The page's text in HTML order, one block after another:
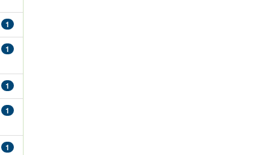
1
1
1
1
1